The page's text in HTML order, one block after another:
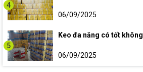
4
06/09/2025
5
Keo đa năng có tốt không
06/09/2025